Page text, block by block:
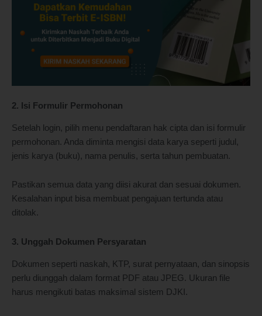
2. Isi Formulir Permohonan
Setelah login, pilih menu pendaftaran hak cipta dan isi formulir
permohonan. Anda diminta mengisi data karya seperti judul,
jenis karya (buku), nama penulis, serta tahun pembuatan.
Pastikan semua data yang diisi akurat dan sesuai dokumen.
Kesalahan input bisa membuat pengajuan tertunda atau
ditolak.
3. Unggah Dokumen Persyaratan
Dokumen seperti naskah, KTP, surat pernyataan, dan sinopsis
perlu diunggah dalam format PDF atau JPEG. Ukuran file
harus mengikuti batas maksimal sistem DJKI.